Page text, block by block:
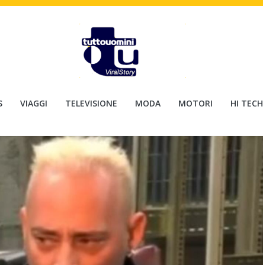
VIAGGI TELEVISIONE MODA MOTORI HI TECH